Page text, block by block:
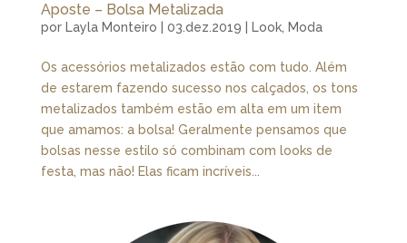
Aposte – Bolsa Metalizada
por Layla Monteiro 03.dez.2019 Look, Moda
Os acessórios metalizados estão com tudo. Além
de estarem fazendo sucesso nos calçados, os tons
metalizados também estão em alta em um item
que amamos: a bolsa! Geralmente pensamos que
bolsas nesse estilo só combinam com looks de
festa, mas não! Elas ficam incríveis...